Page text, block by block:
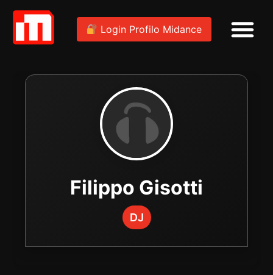
Login Profilo Midance
Filippo Gisotti
DJ